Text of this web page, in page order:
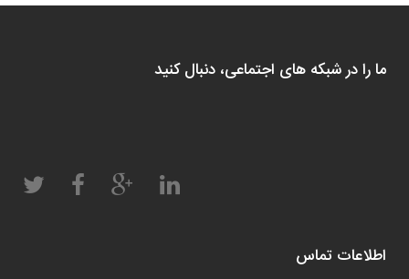
ما را در شبکه های اجتماعی، دنبال کنید
اطلاعات تماس